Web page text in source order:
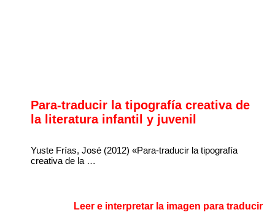
Para-traducir la tipografía creativa de
la literatura infantil y juvenil
Yuste Frías, José (2012) «Para-traducir la tipografía
creativa de la …
Leer e interpretar la imagen para traducir